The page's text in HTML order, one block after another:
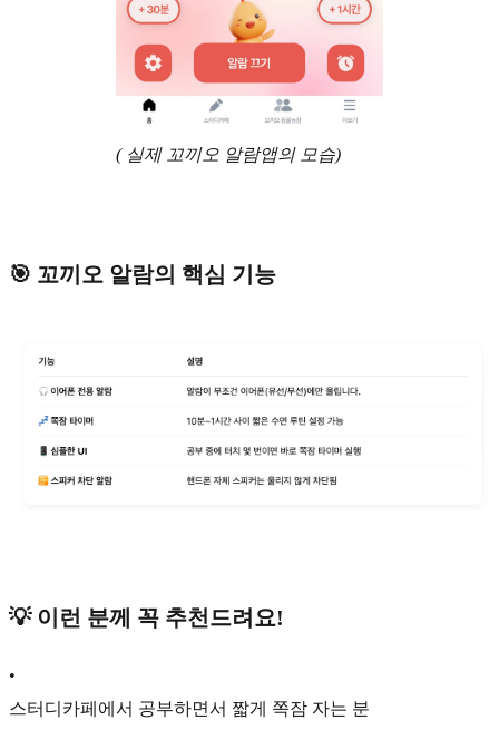
( 실제 꼬끼오 알람앱의 모습)
🎯 꼬끼오 알람의 핵심 기능
💡 이런 분께 꼭 추천드려요!
•
스터디카페에서 공부하면서 짧게 쪽잠 자는 분